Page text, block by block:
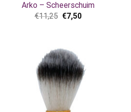
Arko – Scheerschuim
€11,25 €7,50